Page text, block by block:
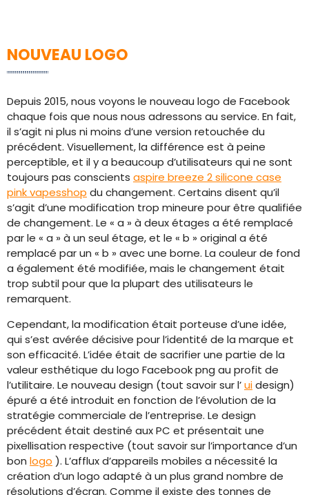
NOUVEAU LOGO
Depuis 2015, nous voyons le nouveau logo de Facebook
chaque fois que nous nous adressons au service. En fait,
il s’agit ni plus ni moins d’une version retouchée du
précédent. Visuellement, la différence est à peine
perceptible, et il y a beaucoup d’utilisateurs qui ne sont
toujours pas conscients aspire breeze 2 silicone case
pink vapesshop du changement. Certains disent qu’il
s’agit d’une modification trop mineure pour être qualifiée
de changement. Le « a » à deux étages a été remplacé
par le « a » à un seul étage, et le « b » original a été
remplacé par un « b » avec une borne. La couleur de fond
a également été modifiée, mais le changement était
trop subtil pour que la plupart des utilisateurs le
remarquent.
Cependant, la modification était porteuse d’une idée,
qui s’est avérée décisive pour l’identité de la marque et
son efficacité. L’idée était de sacrifier une partie de la
valeur esthétique du logo Facebook png au profit de
l’utilitaire. Le nouveau design (tout savoir sur l’uidesign)
épuré a été introduit en fonction de l’évolution de la
stratégie commerciale de l’entreprise. Le design
précédent était destiné aux PC et présentait une
pixellisation respective (tout savoir sur l’importance d’un
bon logo ). L’afflux d’appareils mobiles a nécessité la
création d’un logo adapté à un plus grand nombre de
résolutions d’écran. Comme il existe des tonnes de